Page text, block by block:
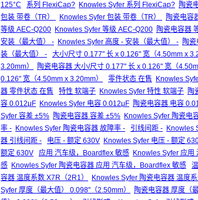
125°C
系列 FlexiCap? Knowles Syfer 系列 FlexiCap? 陶瓷
包装 带卷（TR）
Knowles Syfer 包装 带卷（TR） 陶瓷电容
等级 AEC-Q200 Knowles Syfer 等级 AEC-Q200 陶瓷电容器
安装（最大值） - Knowles Syfer 高度 - 安装（最大值） - 陶
装（最大值） -
大小/尺寸 0.177" 长 x 0.126" 宽（4.50mm x
3.20mm）
陶瓷电容器 大小/尺寸 0.177" 长 x 0.126" 宽（
0.126" 宽（4.50mm x 3.20mm）
零件状态 在售 Knowles
器 零件状态 在售
特性 软端子 Knowles Syfer 特性 软端子 陶
容 0.012μF Knowles Syfer 电容 0.012μF 陶瓷电容器 电容
Syfer 容差 ±5% 陶瓷电容器 容差 ±5% Knowles Syfer 陶瓷电
率 - Knowles Syfer 陶瓷电容器 故障率 - 引线间距 - Knowles
器 引线间距 -
电压 - 额定 630V Knowles Syfer 电压 - 额定
额定 630V
应用 汽车级，Boardflex 敏感 Knowles Syfer 应用
感 Knowles Syfer 陶瓷电容器 应用 汽车级，Boardflex 敏感
容器 温度系数 X7R（2R1）
Knowles Syfer 陶瓷电容器 温度系
Syfer 厚度（最大值） 0.098"（2.50mm）
陶瓷电容器 厚度（